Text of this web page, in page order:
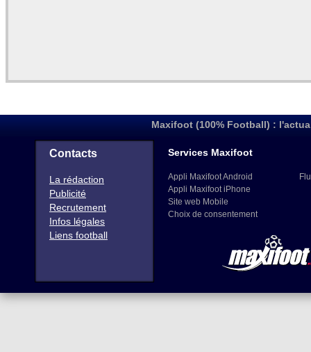
Maxifoot (100% Football) :
Contacts
La rédaction
Publicité
Recrutement
Infos légales
Liens football
Services Maxifoot
Appli Maxifoot Android
Appli Maxifoot iPhone
Site web Mobile
Choix de consentement